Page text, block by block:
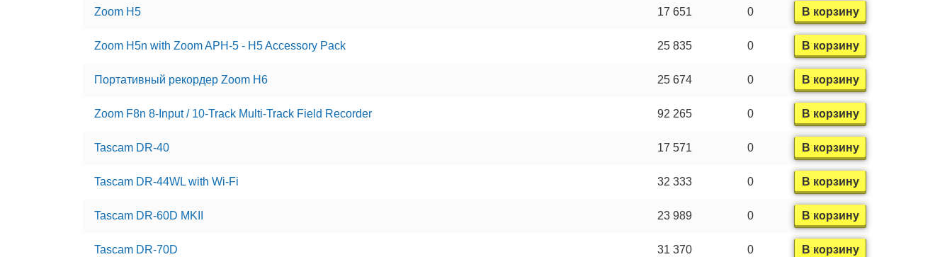
Zoom H5 17 651 0 В корзину
Zoom H5n with Zoom APH-5 - H5 Accessory Pack 25 835 0 В корзину
Портативный рекордер Zoom H6 25 674 0 В корзину
Zoom F8n 8-Input / 10-Track Multi-Track Field Recorder 92 265 0 В корзину
Tascam DR-40 17 571 0 В корзину
Tascam DR-44WL with Wi-Fi 32 333 0 В корзину
Tascam DR-60D MKII 23 989 0 В корзину
Tascam DR-70D 31 370 0 В корзину